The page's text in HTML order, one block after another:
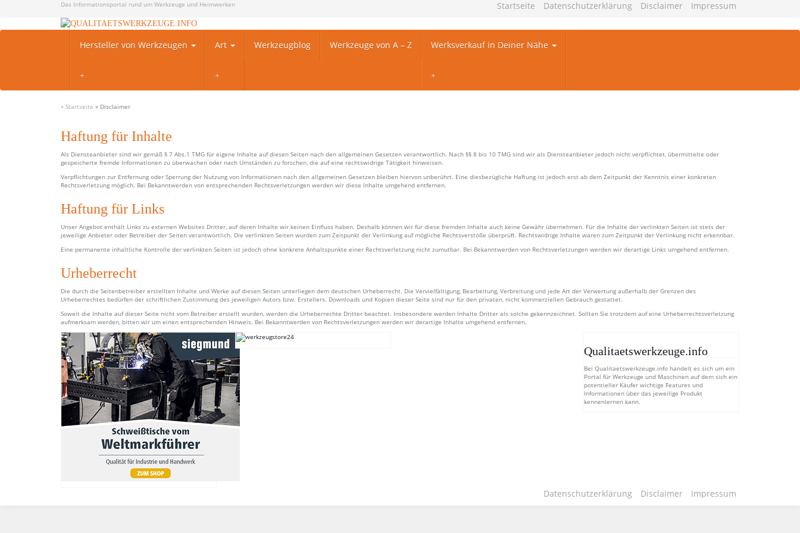
main
Das Informationsportal rund um Werkzeuge und Heimwerken Startseite Datenschutzerklärung Disclaimer Impressum
Hersteller von Werkzeugen Art Werkzeugblog Werkzeuge von A – Z Werksverkauf in Deiner Nähe
» Startseite » Disclaimer
Haftung für Inhalte
Als Diensteanbieter sind wir gemäß § 7 Abs.1 TMG für eigene Inhalte auf diesen Seiten nach den allgemeinen Gesetzen verantwortlich. Nach §§ 8 bis 10 TMG sind wir als Diensteanbieter jedoch nicht verpflichtet, übermittelte oder
gespeicherte fremde Informationen zu überwachen oder nach Umständen zu forschen, die auf eine rechtswidrige Tätigkeit hinweisen.
Verpflichtungen zur Entfernung oder Sperrung der Nutzung von Informationen nach den allgemeinen Gesetzen bleiben hiervon unberührt. Eine diesbezügliche Haftung ist jedoch erst ab dem Zeitpunkt der Kenntnis einer konkreten
Rechtsverletzung möglich. Bei Bekanntwerden von entsprechenden Rechtsverletzungen werden wir diese Inhalte umgehend entfernen.
Haftung für Links
Unser Angebot enthält Links zu externen Websites Dritter, auf deren Inhalte wir keinen Einfluss haben. Deshalb können wir für diese fremden Inhalte auch keine Gewähr übernehmen. Für die Inhalte der verlinkten Seiten ist stets der
jeweilige Anbieter oder Betreiber der Seiten verantwortlich. Die verlinkten Seiten wurden zum Zeitpunkt der Verlinkung auf mögliche Rechtsverstöße überprüft. Rechtswidrige Inhalte waren zum Zeitpunkt der Verlinkung nicht erkennbar.
Eine permanente inhaltliche Kontrolle der verlinkten Seiten ist jedoch ohne konkrete Anhaltspunkte einer Rechtsverletzung nicht zumutbar. Bei Bekanntwerden von Rechtsverletzungen werden wir derartige Links umgehend entfernen.
Urheberrecht
Die durch die Seitenbetreiber erstellten Inhalte und Werke auf diesen Seiten unterliegen dem deutschen Urheberrecht. Die Vervielfältigung, Bearbeitung, Verbreitung und jede Art der Verwertung außerhalb der Grenzen des
Urheberrechtes bedürfen der schriftlichen Zustimmung des jeweiligen Autors bzw. Erstellers. Downloads und Kopien dieser Seite sind nur für den privaten, nicht kommerziellen Gebrauch gestattet.
Soweit die Inhalte auf dieser Seite nicht vom Betreiber erstellt wurden, werden die Urheberrechte Dritter beachtet. Insbesondere werden Inhalte Dritter als solche gekennzeichnet. Sollten Sie trotzdem auf eine Urheberrechtsverletzung
aufmerksam werden, bitten wir um einen entsprechenden Hinweis. Bei Bekanntwerden von Rechtsverletzungen werden wir derartige Inhalte umgehend entfernen.
Qualitaetswerkzeuge.info
Bei Qualitaetswerkzeuge.info handelt es sich um ein
Portal für Werkzeuge und Maschinen auf dem sich ein
potentieller Käufer wichtige Features und
Informationen über das jeweilige Produkt
kennenlernen kann.
Datenschutzerklärung Disclaimer Impressum